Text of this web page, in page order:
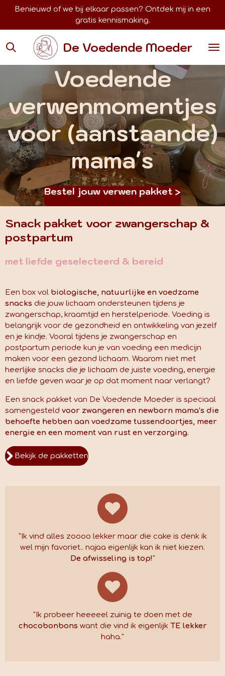
naar
de
hoofdinhoud
De Voedende Moeder
Benieuwd of we bij elkaar passen? Ontdek mij in een
gratis kennismaking.
Voedende
verwenmomentjes
voor (aanstaande)
mama's
Bestel jouw verwen pakket >
Snack pakket voor zwangerschap &
postpartum
met liefde geselecteerd & bereid
Een box vol biologische, natuurlijke en voedzame
snacks die jouw lichaam ondersteunen tijdens je
zwangerschap, kraamtijd en herstelperiode. Voeding is
belangrijk voor de gezondheid en ontwikkeling van jezelf
en je kindje. Vooral tijdens je zwangerschap en
postpartum periode kun je van voeding een medicijn
maken voor een gezond lichaam. Waarom niet met
heerlijke snacks die je lichaam de juiste voeding, energie
en liefde geven waar je op dat moment naar verlangt?
Een snack pakket van De Voedende Moeder is speciaal
samengesteld voor zwangeren en newborn mama’s die
behoefte hebben aan voedzame tussendoortjes, meer
energie en een moment van rust en verzorging.
Bekijk de pakketten
"Ik vind alles zoooo lekker maar die cake is denk ik
wel mijn favoriet.. najaa eigenlijk kan ik niet kiezen.
De afwisseling is top!"
"Ik probeer heeeeel zuinig te doen met de
chocobonbons want die vind ik eigenlijk TE lekker
haha."